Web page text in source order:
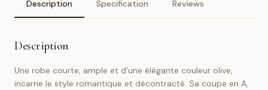
Description Specification Reviews
Description
Une robe courte, ample et d'une élégante couleur olive,
incarne le style romantique et décontracté. Sa coupe en A,